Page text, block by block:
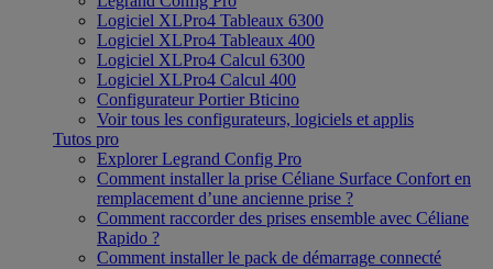
Logiciel XLPro4 Tableaux 6300
Logiciel XLPro4 Tableaux 400
Logiciel XLPro4 Calcul 6300
Logiciel XLPro4 Calcul 400
Configurateur Portier Bticino
Voir tous les configurateurs, logiciels et applis
Tutos pro
Explorer Legrand Config Pro
Comment installer la prise Céliane Surface Confort en
remplacement d’une ancienne prise ?
Comment raccorder des prises ensemble avec Céliane
Rapido ?
Comment installer le pack de démarrage connecté